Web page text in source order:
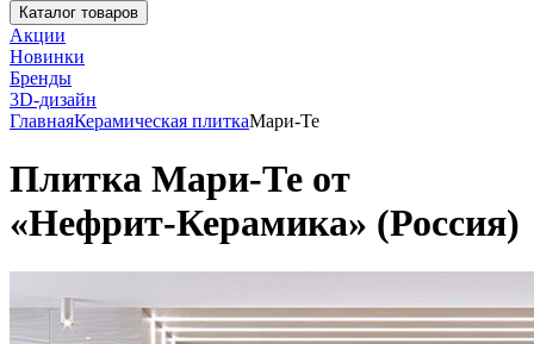
Каталог товаров
Акции
Новинки
Бренды
3D-дизайн
ГлавнаяКерамическая плиткаМари-Те
Плитка Мари-Те от
«Нефрит-Керамика» (Россия)